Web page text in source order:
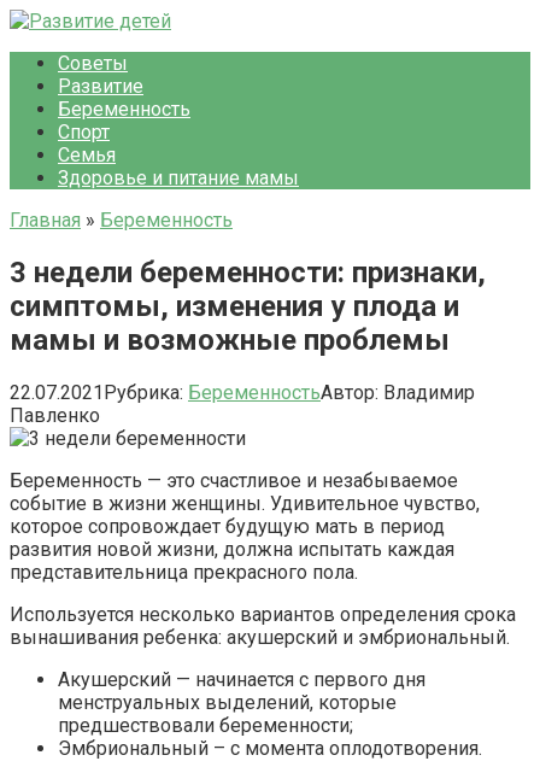
Перейти
контентуСоветы
Развитие
Беременность
Спорт
Семья
Здоровье и питание мамы
Главная » Беременность
3 недели беременности: признаки,
симптомы, изменения у плода и
мамы и возможные проблемы
22.07.2021Рубрика: БеременностьАвтор: Владимир
Павленко
Беременность — это счастливое и незабываемое
событие в жизни женщины. Удивительное чувство,
которое сопровождает будущую мать в период
развития новой жизни, должна испытать каждая
представительница прекрасного пола.
Используется несколько вариантов определения срока
вынашивания ребенка: акушерский и эмбриональный.
Акушерский — начинается с первого дня
менструальных выделений, которые
предшествовали беременности;
Эмбриональный – с момента оплодотворения.